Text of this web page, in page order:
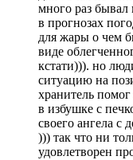
много раз бывал
в прогнозах
для жары о чем
виде
кстати))). но
ситуацию на
хранитель
в избушке с
своего ангела с
))) так что ни
удовлетворен